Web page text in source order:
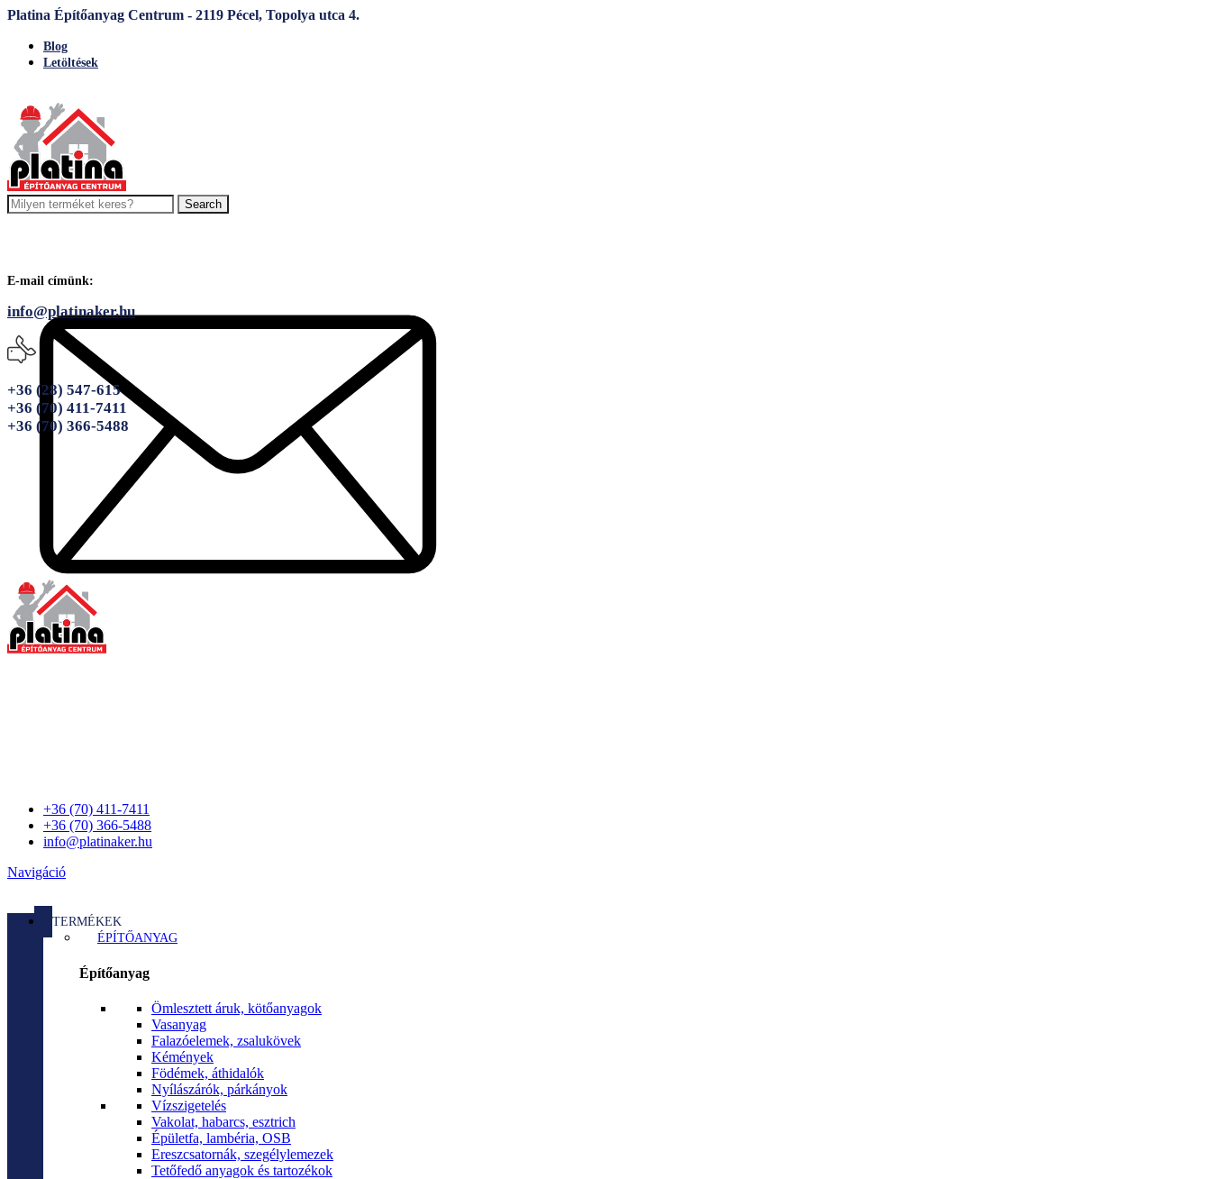
Platina Építőanyag Centrum - 2119 Pécel, Topolya utca 4.
Blog
Letöltések
Search
E-mail címünk:
info@platinaker.hu
+36 (28) 547-615
+36 (70) 411-7411
+36 (70) 366-5488
+36 (70) 411-7411
+36 (70) 366-5488
info@platinaker.hu
Navigáció
TERMÉKEK
ÉPÍTŐANYAG
Építőanyag
Ömlesztett áruk, kötőanyagok
Vasanyag
Falazóelemek, zsalukövek
Kémények
Födémek, áthidalók
Nyílászárók, párkányok
Vízszigetelés
Vakolat, habarcs, esztrich
Épületfa, lambéria, OSB
Ereszcsatornák, szegélylemezek
Tetőfedő anyagok és tartozékok